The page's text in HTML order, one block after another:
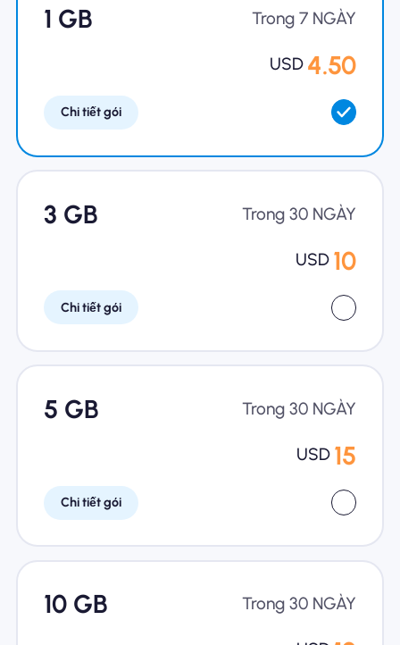
1 GB Trong 7 NGÀY
USD 4.50
Chi tiết gói
3 GB Trong 30 NGÀY
USD 10
Chi tiết gói
5 GB Trong 30 NGÀY
USD 15
Chi tiết gói
10 GB Trong 30 NGÀY